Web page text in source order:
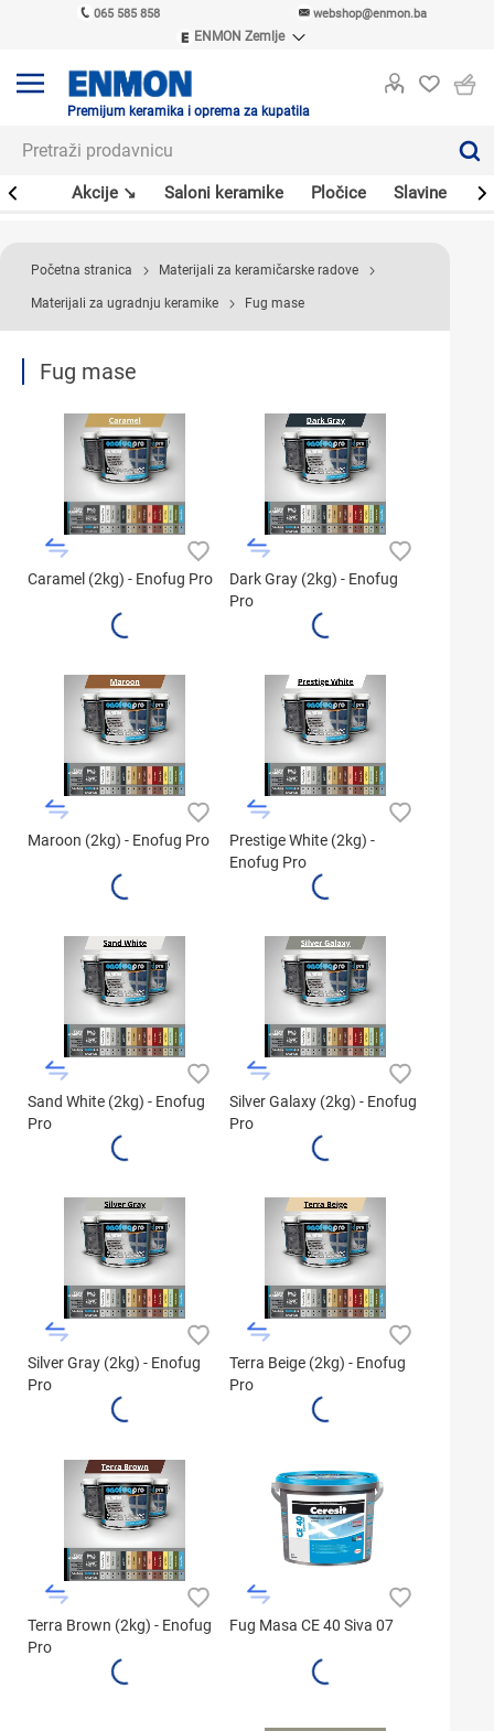
065 585 858 webshop@enmon.ba
ENMON Zemlje
ENMON MKD
Premijum keramika i oprema za kupatila
Akcije ↘ Saloni keramike Pločice Slavine
Početna stranica Materijali za keramičarske radove
Materijali za ugradnju keramike Fug mase
Fug mase
Caramel (2kg) - Enofug Pro
Dark Gray (2kg) - Enofug
Pro
Maroon (2kg) - Enofug Pro
Prestige White (2kg) -
Enofug Pro
Sand White (2kg) - Enofug
Pro
Silver Galaxy (2kg) - Enofug
Pro
Silver Gray (2kg) - Enofug
Pro
Terra Beige (2kg) - Enofug
Pro
Terra Brown (2kg) - Enofug
Pro
Fug Masa CE 40 Siva 07